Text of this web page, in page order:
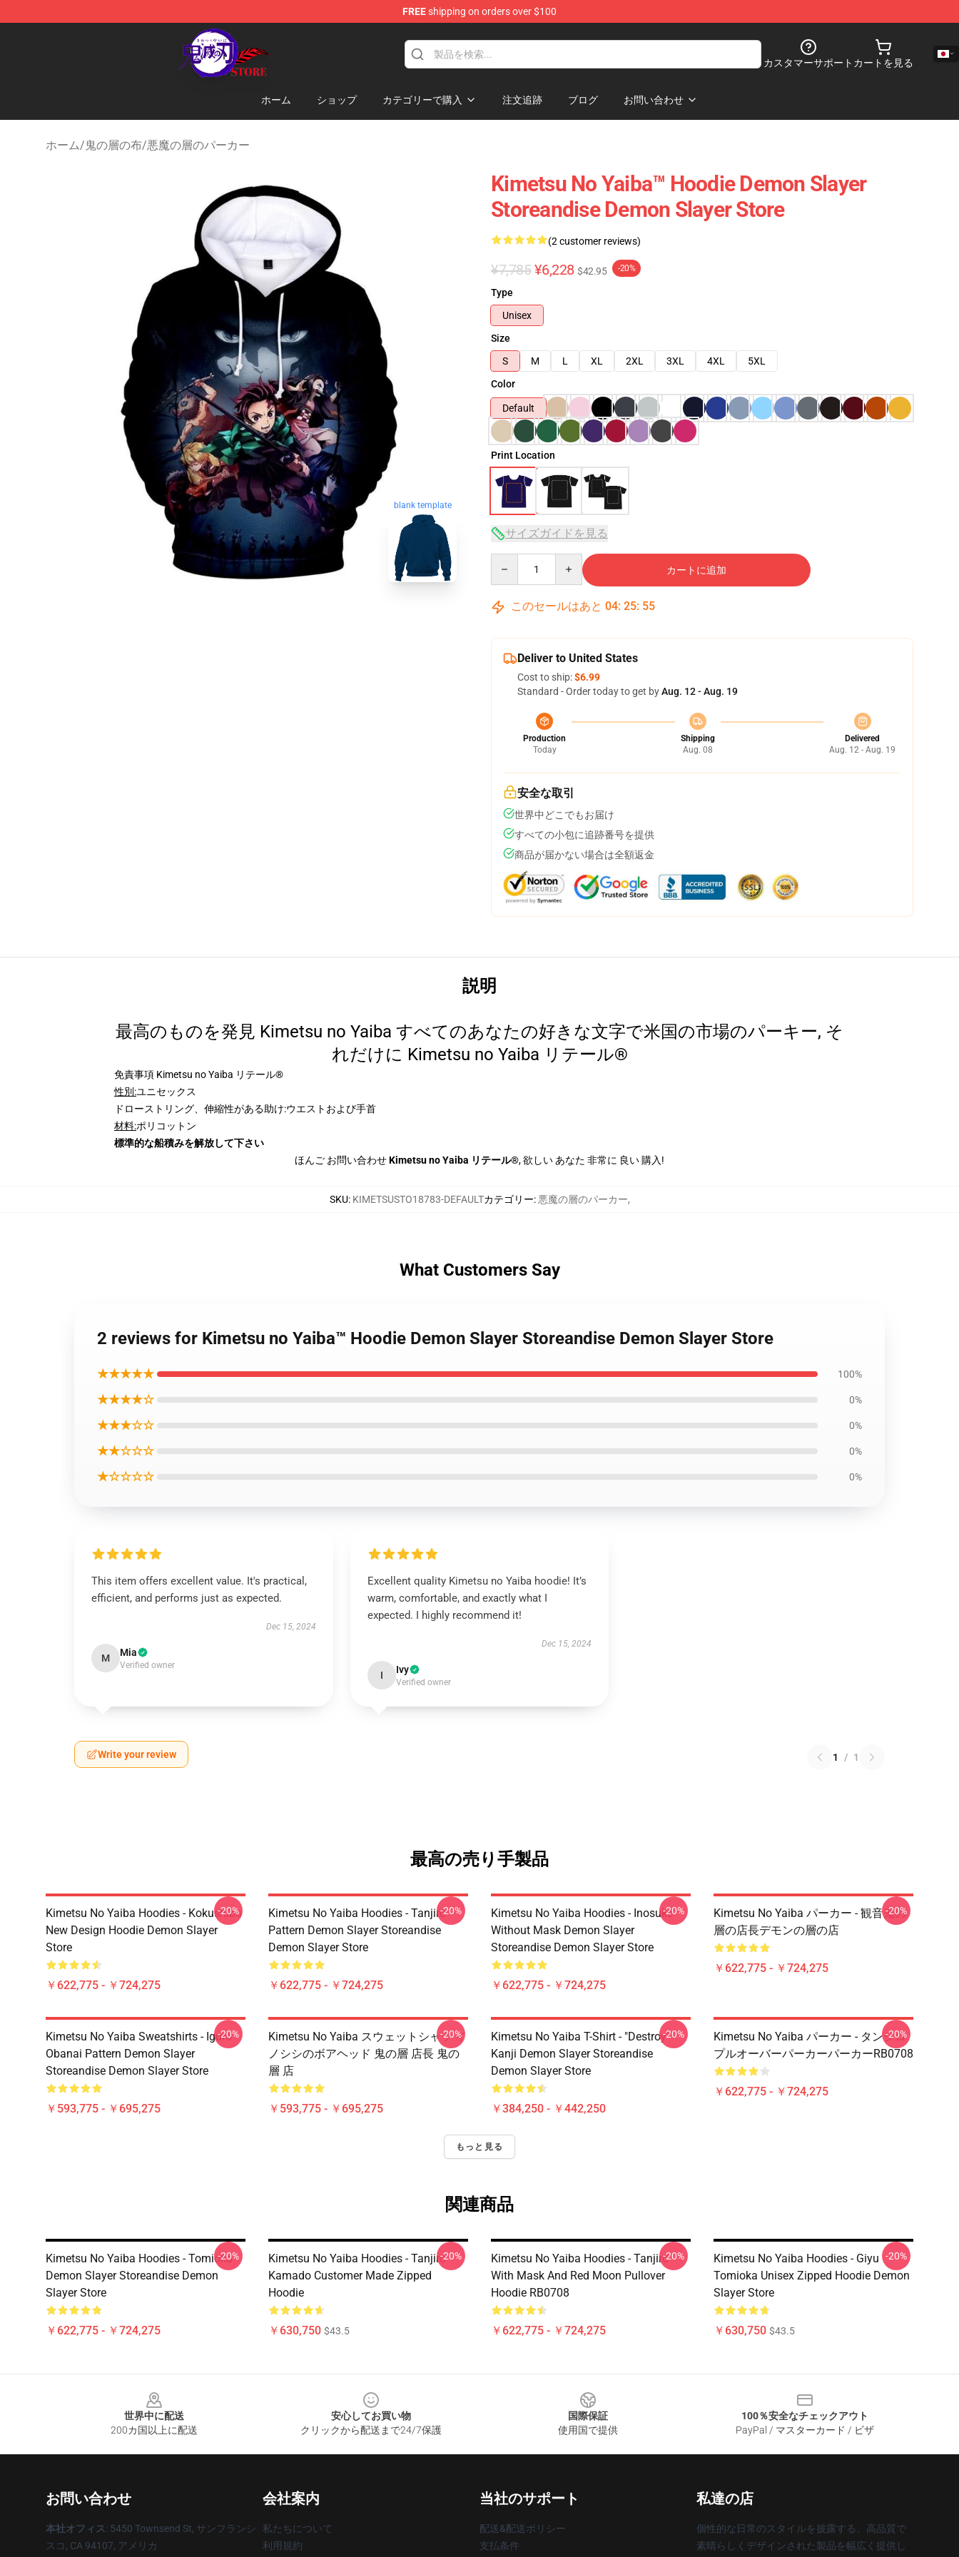
FREEshipping on orders over $100
Kimetsu no Yaiba Store - Official Kimetsu no Yaiba Merchandise Shop
カスタマーサポート カートを見る
ホーム ショップ カテゴリーで購入 注文追跡 ブログ お問い合わせ
ホーム/鬼の層の布/悪魔の層のパーカー
blank template
Kimetsu No Yaiba™ Hoodie Demon Slayer
Storeandise Demon Slayer Store
(2 customer reviews)
¥7,785 ¥6,228 $42.95 -20%
Type
Unisex
Size
S
M L XL 2XL 3XL 4XL
5XL
Color
Default
Print Location
サイズガイドを見る
カートに追加
このセールはあと 04: 25: 54
Deliver to United States
Cost to ship:$6.99
Standard - Order today to get byAug. 12 - Aug. 19
Production
Today
Shipping
Aug. 08
Delivered
Aug. 12 - Aug. 19
安全な取引
世界中どこでもお届け
すべての小包に追跡番号を提供
商品が届かない場合は全額返金
説明
最高のものを発見 Kimetsu no Yaiba すべてのあなたの好きな文字で米国の市場のパーキー, そ
れだけに Kimetsu no Yaiba リテール®
免責事項 Kimetsu no Yaiba リテール®
性別:ユニセックス
ドローストリング、伸縮性がある助け:ウエストおよび手首
材料:ポリコットン
標準的な船積みを解放して下さい
ほんご お問い合わせKimetsu no Yaiba リテール®, 欲しい あなた 非常に 良い 購入!
SKU: KIMETSUSTO18783-DEFAULTカテゴリー: 悪魔の層のパーカー,
What Customers Say
2 reviews for Kimetsu no Yaiba™ Hoodie Demon Slayer Storeandise Demon Slayer Store
★★★★★ 100%
★★★★☆ 0%
★★★☆☆ 0%
★★☆☆☆ 0%
★☆☆☆☆ 0%
This item offers excellent value. It's practical,
efficient, and performs just as expected.
Dec 15, 2024
M Mia
Verified owner
Excellent quality Kimetsu no Yaiba hoodie! It’s
warm, comfortable, and exactly what I
expected. I highly recommend it!
Dec 15, 2024
I Ivy
Verified owner
Write your review 1 / 1
最高の売り手製品
Kimetsu No Yaiba Hoodies - Kokushibo
New Design Hoodie Demon Slayer
Store
￥622,775 - ￥724,275
-20%
Kimetsu No Yaiba Hoodies - Tanjiro
Pattern Demon Slayer Storeandise
Demon Slayer Store
￥622,775 - ￥724,275
-20%
Kimetsu No Yaiba Hoodies - Inosuke
Without Mask Demon Slayer
Storeandise Demon Slayer Store
￥622,775 - ￥724,275
-20%
Kimetsu No Yaiba パーカー - 観音鬼の
層の店長デモンの層の店
￥622,775 - ￥724,275
-20%
Kimetsu No Yaiba Sweatshirts - Iguro
Obanai Pattern Demon Slayer
Storeandise Demon Slayer Store
￥593,775 - ￥695,275
-20%
Kimetsu No Yaiba スウェットシャツ イ
ノシシのボアヘッド 鬼の層 店長 鬼の
層 店
￥593,775 - ￥695,275
-20%
Kimetsu No Yaiba T-Shirt - "Destroy"
Kanji Demon Slayer Storeandise
Demon Slayer Store
￥384,250 - ￥442,250
-20%
Kimetsu No Yaiba パーカー - タンジロ
プルオーバーパーカーパーカーRB0708
￥622,775 - ￥724,275
-20%
もっと見る
関連商品
Kimetsu No Yaiba Hoodies - Tomioka
Demon Slayer Storeandise Demon
Slayer Store
￥622,775 - ￥724,275
-20%
Kimetsu No Yaiba Hoodies - Tanjiro
Kamado Customer Made Zipped
Hoodie
￥630,750 $43.5
-20%
Kimetsu No Yaiba Hoodies - Tanjiro
With Mask And Red Moon Pullover
Hoodie RB0708
￥622,775 - ￥724,275
-20%
Kimetsu No Yaiba Hoodies - Giyu
Tomioka Unisex Zipped Hoodie Demon
Slayer Store
￥630,750 $43.5
-20%
世界中に配送
200カ国以上に配送
安心してお買い物
クリックから配送まで24/7保護
国際保証
使用国で提供
100％安全なチェックアウト
PayPal / マスターカード / ビザ
お問い合わせ
本社オフィス: 5450 Townsend St, サンフランシ
スコ, CA 94107, アメリカ
会社案内
私たちについて
利用規約
当社のサポート
配送&配送ポリシー
支払条件
私達の店
個性的な日常のスタイルを披露する、高品質で
素晴らしくデザインされた製品を幅広く提供し